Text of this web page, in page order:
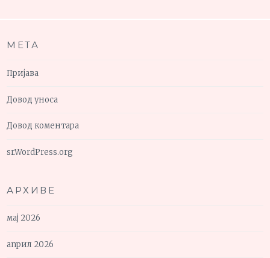
МЕТА
Пријава
Довод уноса
Довод коментара
sr.WordPress.org
АРХИВЕ
мај 2026
април 2026